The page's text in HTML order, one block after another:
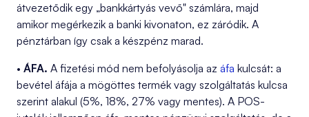
átvezetődik egy „bankkártyás vevő" számlára, majd
amikor megérkezik a banki kivonaton, ez záródik. A
pénztárban így csak a készpénz marad.
• ÁFA. A fizetési mód nem befolyásolja az áfa kulcsát: a
bevétel áfája a mögöttes termék vagy szolgáltatás kulcsa
szerint alakul (5%, 18%, 27% vagy mentes). A POS-